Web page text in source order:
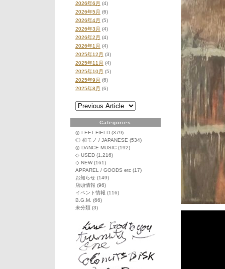
2026年6月 (4)
2026年5月 (6)
2026年4月 (5)
2026年3月 (4)
2026年2月 (4)
2026年1月 (4)
2025年12月 (3)
2025年11月 (4)
2025年10月 (5)
2025年9月 (6)
2025年8月 (6)
Categories
◎ LEFT FIELD (379)
◎ 和モノ / JAPANESE (534)
◎ DANCE MUSIC (192)
◇ USED (1,216)
◇ NEW(161)
APPAREL / GOODS etc (17)
お知らせ (149)
店頭情報 (96)
イベント情報 (116)
B.G.M. (66)
未分類 (3)